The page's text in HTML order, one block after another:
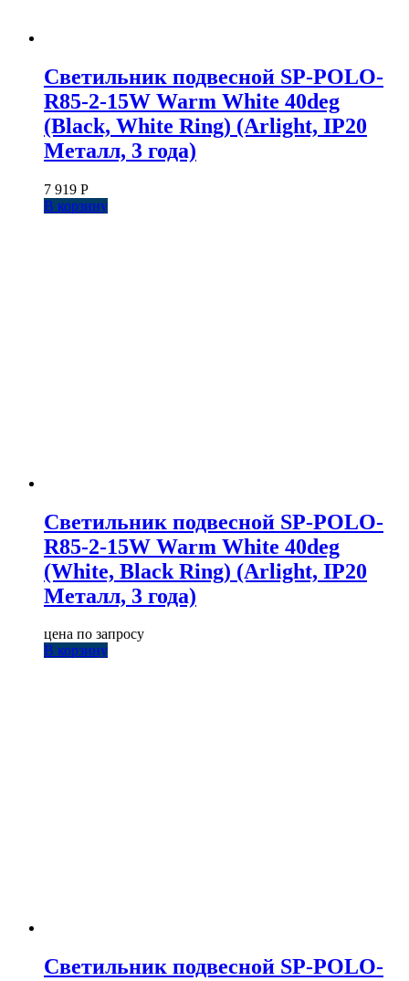
Светильник подвесной SP-POLO-
R85-2-15W Warm White 40deg
(Black, White Ring) (Arlight, IP20
Металл, 3 года)
7 919 Р
В корзину
Светильник подвесной SP-POLO-
R85-2-15W Warm White 40deg
(White, Black Ring) (Arlight, IP20
Металл, 3 года)
цена по запросу
В корзину
Светильник подвесной SP-POLO-